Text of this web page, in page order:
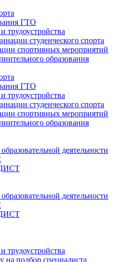
ГТО
трудоустройства
студенческого спорта
спортивных мероприятий
образования
ГТО
трудоустройства
студенческого спорта
спортивных мероприятий
образования
деятельности
деятельности
трудоустройства
на подбор специалиста